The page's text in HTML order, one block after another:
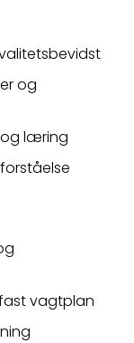
og
og læring
vagtplan